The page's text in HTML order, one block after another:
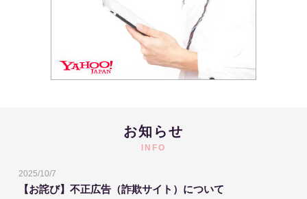
お知らせ
INFO
2025/10/7
【お詫び】不正広告（詐欺サイト）について